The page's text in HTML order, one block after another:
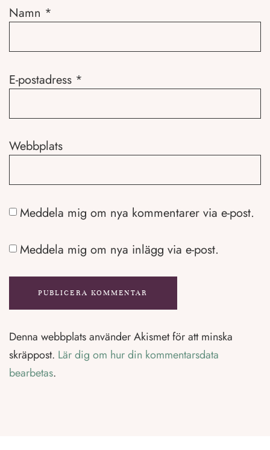
Namn *
E-postadress *
Webbplats
Meddela mig om nya kommentarer via e-post.
Meddela mig om nya inlägg via e-post.
Denna webbplats använder Akismet för att minska
skräppost. Lär dig om hur din kommentarsdata
bearbetas.